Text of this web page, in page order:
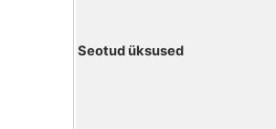
Seotud üksused